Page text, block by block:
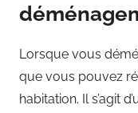
Lorsque vous
que vous pouvez
habitation. Il s’agit